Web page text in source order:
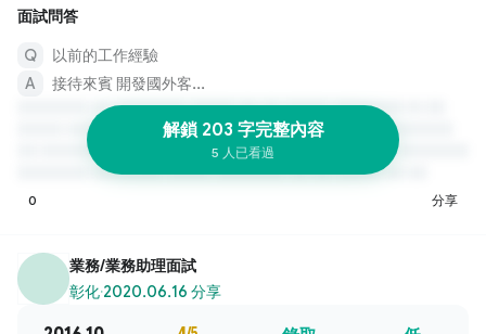
面試問答
以前的工作經驗
接待來賓 開發國外客...
解鎖 203 字完整內容
5 人已看過
0 分享
業務/業務助理面試
彰化·2020.06.16 分享